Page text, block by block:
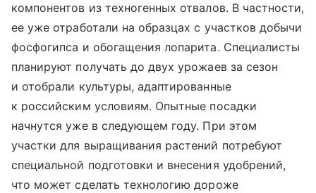
компонентов из техногенных отвалов. В частности,
ее уже отработали на образцах с участков добычи
фосфогипса и обогащения лопарита. Специалисты
планируют получать до двух урожаев за сезон
и отобрали культуры, адаптированные
к российским условиям. Опытные посадки
начнутся уже в следующем году. При этом
участки для выращивания растений потребуют
специальной подготовки и внесения удобрений,
что может сделать технологию дороже